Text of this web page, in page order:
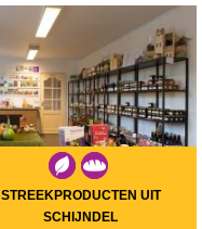
STREEKPRODUCTEN UIT
SCHIJNDEL